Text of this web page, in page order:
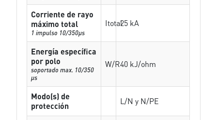
Corriente de rayo
máximo total
1 impulso 10/350µs
Itotal25 kA
Energía específica
por polo
soportado max. 10/350
µs
W/R40 kJ/ohm
Modo(s) de
protección
L/N y N/PE